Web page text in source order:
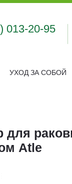
013-20-95
УХОД ЗА СОБОЙ
для
Atle